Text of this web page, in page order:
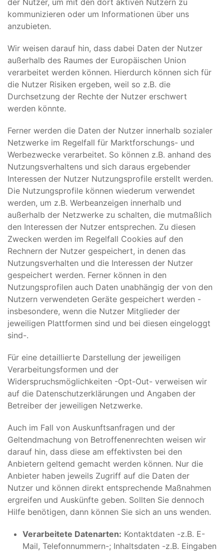
der Nutzer, um mit den dort aktiven Nutzern zu
kommunizieren oder um Informationen über uns
anzubieten.
Wir weisen darauf hin, dass dabei Daten der Nutzer
außerhalb des Raumes der Europäischen Union
verarbeitet werden können. Hierdurch können sich für
die Nutzer Risiken ergeben, weil so z.B. die
Durchsetzung der Rechte der Nutzer erschwert
werden könnte.
Ferner werden die Daten der Nutzer innerhalb sozialer
Netzwerke im Regelfall für Marktforschungs- und
Werbezwecke verarbeitet. So können z.B. anhand des
Nutzungsverhaltens und sich daraus ergebender
Interessen der Nutzer Nutzungsprofile erstellt werden.
Die Nutzungsprofile können wiederum verwendet
werden, um z.B. Werbeanzeigen innerhalb und
außerhalb der Netzwerke zu schalten, die mutmaßlich
den Interessen der Nutzer entsprechen. Zu diesen
Zwecken werden im Regelfall Cookies auf den
Rechnern der Nutzer gespeichert, in denen das
Nutzungsverhalten und die Interessen der Nutzer
gespeichert werden. Ferner können in den
Nutzungsprofilen auch Daten unabhängig der von den
Nutzern verwendeten Geräte gespeichert werden -
insbesondere, wenn die Nutzer Mitglieder der
jeweiligen Plattformen sind und bei diesen eingeloggt
sind-.
Für eine detaillierte Darstellung der jeweiligen
Verarbeitungsformen und der
Widerspruchsmöglichkeiten -Opt-Out- verweisen wir
auf die Datenschutzerklärungen und Angaben der
Betreiber der jeweiligen Netzwerke.
Auch im Fall von Auskunftsanfragen und der
Geltendmachung von Betroffenenrechten weisen wir
darauf hin, dass diese am effektivsten bei den
Anbietern geltend gemacht werden können. Nur die
Anbieter haben jeweils Zugriff auf die Daten der
Nutzer und können direkt entsprechende Maßnahmen
ergreifen und Auskünfte geben. Sollten Sie dennoch
Hilfe benötigen, dann können Sie sich an uns wenden.
Verarbeitete Datenarten: Kontaktdaten -z.B. E-
Mail, Telefonnummern-; Inhaltsdaten -z.B. Eingaben